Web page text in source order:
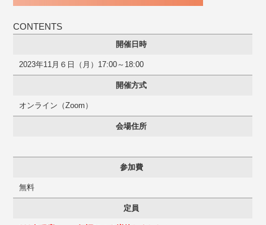
CONTENTS
開催日時
2023年11月６日（月）17:00～18:00
開催方式
オンライン（Zoom）
会場住所
参加費
無料
定員